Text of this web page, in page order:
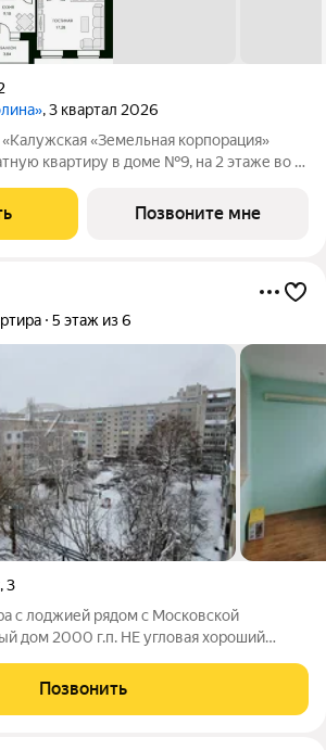
, 3 квартал 2026
«Земельная корпорация»
квартиру в доме №9, на 2 этаже во 2
комплекс «Изумрудная долина»
районе
Позвоните мне
5 этаж из 6
,3
с лоджией рядом с Московской
НЕ угловая, прекрасный вид из окон 5-го
Позвонить